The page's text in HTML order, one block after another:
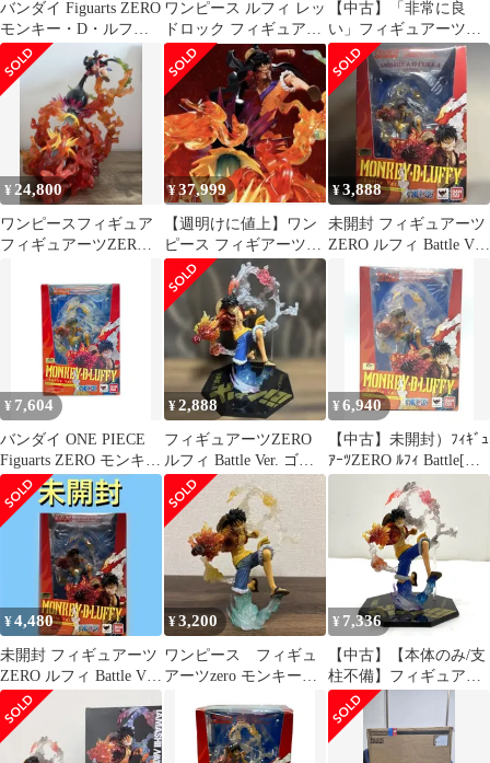
バンダイ Figuarts ZERO
モンキー・D・ルフィ -
Battle Ver. ゴムゴムの火
拳銃(レッドホーク)-
ワンピース ルフィ レッ
ドロック フィギュアー
ツZERO 業火拳銃
26461
【中古】「非常に良
い」フィギュアーツ
ZERO モンキー・D・
ルフィ -Battle Ver. ゴム
ゴムの火拳銃-
¥ 24,800
ワンピースフィギュア
フィギュアーツZERO
¥37,999
【週明けに値上】ワン
ピース フィギアーツ
ZERO ルフィ 業火拳銃
レッドロック
¥3,888
未開封 フィギュアーツ
ZERO ルフィ Battle Ver.
ゴムゴムの火拳銃
¥ 7,604
バンダイ ONE PIECE
Figuarts ZERO モンキ
ー・D・ルフィ Battle
Ver. ゴムゴムの火拳銃
フィギュア
¥2,888
フィギュアーツZERO
ルフィ Battle Ver. ゴム
ゴムの火拳銃
¥6,940
【中古】未開封）ﾌｨｷﾞｭ
ｱｰﾂZERO ﾙﾌｨ Battle[火
拳銃[92]
¥4,480
未開封 フィギュアーツ
ZERO ルフィ Battle Ver.
ゴムゴムの火拳銃
¥3,200
ワンピース フィギュ
アーツzero モンキー・
火拳銃
¥ 7,336
【中古】【本体のみ/支
柱不備】フィギュアー
ツZERO モンキー・
D・ルフィ -Battle Ver.
ゴムゴムの火拳銃-
「ワンピース」[95]